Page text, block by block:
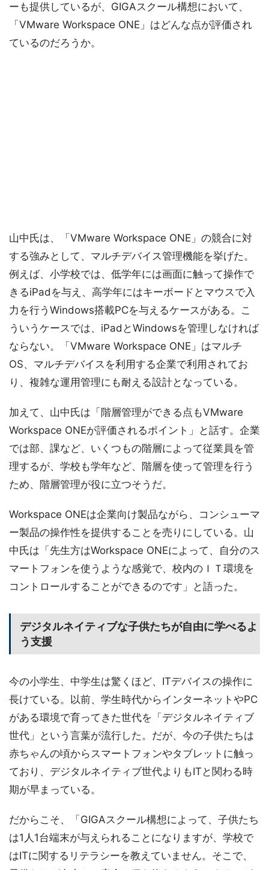
ーも提供しているが、GIGAスクール構想において、
「VMware Workspace ONE」はどんな点が評価され
ているのだろうか。
山中氏は、「VMware Workspace ONE」の競合に対
する強みとして、マルチデバイス管理機能を挙げた。
例えば、小学校では、低学年には画面に触って操作で
きるiPadを与え、高学年にはキーボードとマウスで入
力を行うWindows搭載PCを与えるケースがある。こ
ういうケースでは、iPadとWindowsを管理しなければ
ならない。「VMware Workspace ONE」はマルチ
OS、マルチデバイスを利用する企業で利用されてお
り、複雑な運用管理にも耐える設計となっている。
加えて、山中氏は「階層管理ができる点もVMware
Workspace ONEが評価されるポイント」と話す。企業
では部、課など、いくつもの階層によって従業員を管
理するが、学校も学年など、階層を使って管理を行う
ため、階層管理が役に立つそうだ。
Workspace ONEは企業向け製品ながら、コンシューマ
ー製品の操作性を提供することを売りにしている。山
中氏は「先生方はWorkspace ONEによって、自分のス
マートフォンを使うような感覚で、校内のＩＴ環境を
コントロールすることができるのです」と語った。
デジタルネイティブな子供たちが自由に学べるよ
う支援
今の小学生、中学生は驚くほど、ITデバイスの操作に
長けている。以前、学生時代からインターネットやPC
がある環境で育ってきた世代を「デジタルネイティブ
世代」という言葉が流行した。だが、今の子供たちは
赤ちゃんの頃からスマートフォンやタブレットに触っ
ており、デジタルネイティブ世代よりもITと関わる時
期が早まっている。
だからこそ、「GIGAスクール構想によって、子供たち
は1人1台端末が与えられることになりますが、学校で
はITに関するリテラシーを教えていません。そこで、